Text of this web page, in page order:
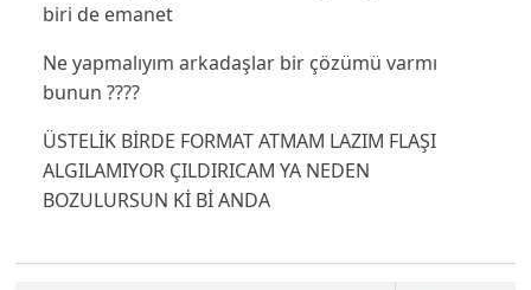
biri de emanet
Ne yapmalıyım arkadaşlar bir çözümü varmı
bunun ????
ÜSTELİK BİRDE FORMAT ATMAM LAZIM FLAŞI
ALGILAMIYOR ÇILDIRICAM YA NEDEN
BOZULURSUN Kİ Bİ ANDA